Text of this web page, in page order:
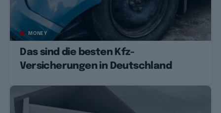
MONEY
Das sind die besten Kfz-
Versicherungen in Deutschland